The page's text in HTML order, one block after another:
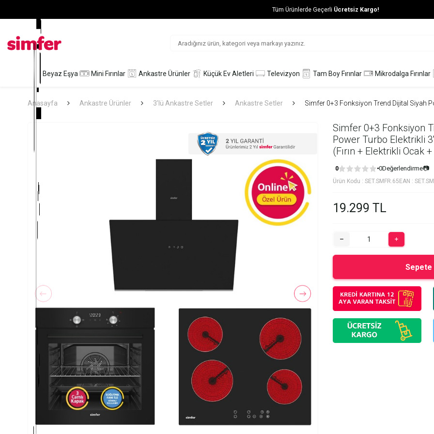
Tüm Ürünlerde Geçerli Ücretsiz Kargo!
Beyaz Eşya Mini Fırınlar Ankastre Ürünler Küçük Ev Aletleri Televizyon Tam Boy Fırınlar Mikrodalga Fırınlar
Anasayfa Ankastre Ürünler 3'lü Ankastre Setler Ankastre Setler Simfer 0+3 Fonksiyon Trend Dijital Siyah
Simfer 0+3 Fonksiyon
Power Turbo Elektrikli
(Fırın + Elektrikli Ocak
0 0Değerlendirme📷
Ürün Kodu : SET.SMFR.65 EAN :
19.299 TL
Sepete